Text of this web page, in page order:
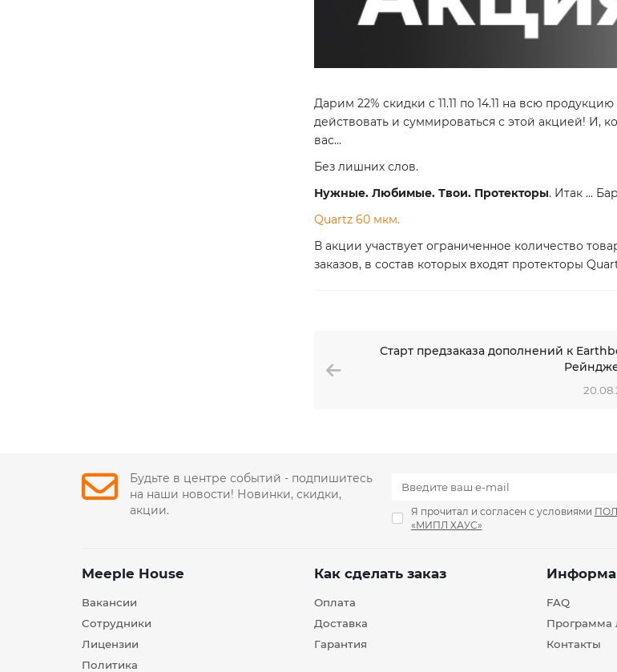
Дарим 22% скидки с 11.11 по 14.11 на всю
действовать и суммироваться с этой акцией! И,
вас…
Без лишних слов.
Нужные. Любимые. Твои. Протекторы. Итак ...
Quartz 60 мкм.
В акции участвует ограниченное количество
заказов, в состав которых входят протекторы
Старт предзаказа дополнений к
Будьте в центре событий - подпишитесь
на наши новости! Новинки, скидки,
акции.
Я прочитал и согласен с условиями
«МИПЛ ХАУС»
Meeple House
Вакансии
Сотрудники
Лицензии
Политика
Как сделать заказ
Оплата
Доставка
Гарантия
FAQ
Программа
Контакты